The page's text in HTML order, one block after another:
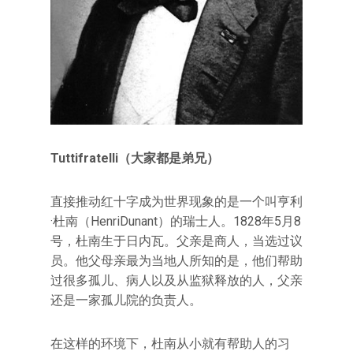
Tuttifratelli（大家都是弟兄）
直接推动红十字成为世界现象的是一个叫亨利
·杜南（HenriDunant）的瑞士人。1828年5月8
号，杜南生于日内瓦。父亲是商人，当选过议
员。他父母亲最为当地人所知的是，他们帮助
过很多孤儿、病人以及从监狱释放的人，父亲
还是一家孤儿院的负责人。
在这样的环境下，杜南从小就有帮助人的习